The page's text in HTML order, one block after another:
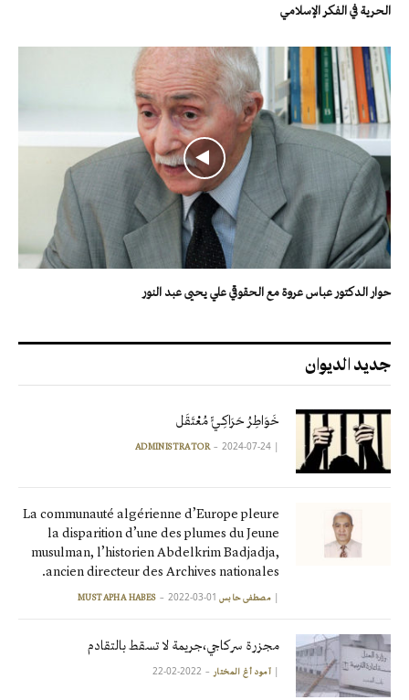
الحرية في الفكر الإسلامي
حوار الدكتور عباس عروة مع الحقوقي علي يحيى عبد النور
جديد الديوان
خَوَاطِرُ حَرَاكِـيٍّ مُعْتَقَل
|
ADMINISTRATOR 2024-07-24
La communauté algérienne d’Europe pleure
la disparition d’une des plumes du Jeune
musulman, l’historien Abdelkrim Badjadja,
ancien directeur des Archives nationales.
| مصطفى حابس MUSTAPHA HABES 2022-03-01
مجزرة سركاجي،جريمة لا تسقط بالتقادم
| آمود أغ المختار 2022-02-22